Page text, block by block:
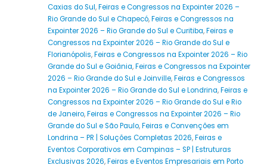
Caxias do Sul,Feiras e Congressos na Expointer 2026 –
Rio Grande do Sul e Chapecó,Feiras e Congressos na
Expointer 2026 – Rio Grande do Sul e Curitiba,Feiras e
Congressos na Expointer 2026 – Rio Grande do Sul e
Florianópolis,Feiras e Congressos na Expointer 2026 – Rio
Grande do Sul e Goiânia,Feiras e Congressos na Expointer
2026 – Rio Grande do Sul e Joinville,Feiras e Congressos
na Expointer 2026 – Rio Grande do Sul e Londrina,Feiras e
Congressos na Expointer 2026 – Rio Grande do Sul e Rio
de Janeiro,Feiras e Congressos na Expointer 2026 – Rio
Grande do Sul e São Paulo,Feiras e Convenções em
Londrina – PR | Soluções Completas 2026,Feiras e
Eventos Corporativos em Campinas – SP | Estruturas
Exclusivas 2026,Feiras e Eventos Empresariais em Porto